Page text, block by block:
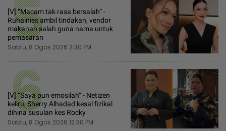
5
[V] “Macam tak rasa bersalah“ -
Ruhainies ambil tindakan, vendor
makanan salah guna nama untuk
pemasaran
Sabtu, 8 Ogos 2026 2:30 PM
6
[V] “Saya pun emosilah“ - Netizen
keliru, Sherry Alhadad kesal fizikal
dihina susulan kes Rocky
Sabtu, 8 Ogos 2026 12:30 PM